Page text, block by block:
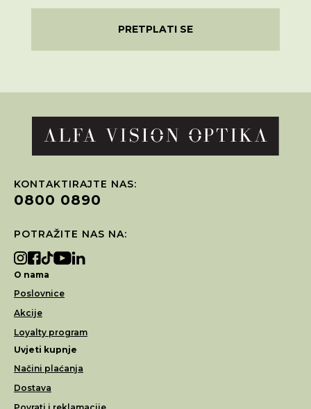
PRETPLATI SE
KONTAKTIRAJTE NAS:
0800 0890
POTRAŽITE NAS NA:
O nama
Poslovnice
Akcije
Loyalty program
Uvjeti kupnje
Načini plaćanja
Dostava